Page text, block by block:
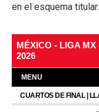
en el esquema titular.